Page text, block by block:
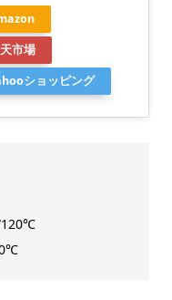
市場
ショッピング
120℃
0℃